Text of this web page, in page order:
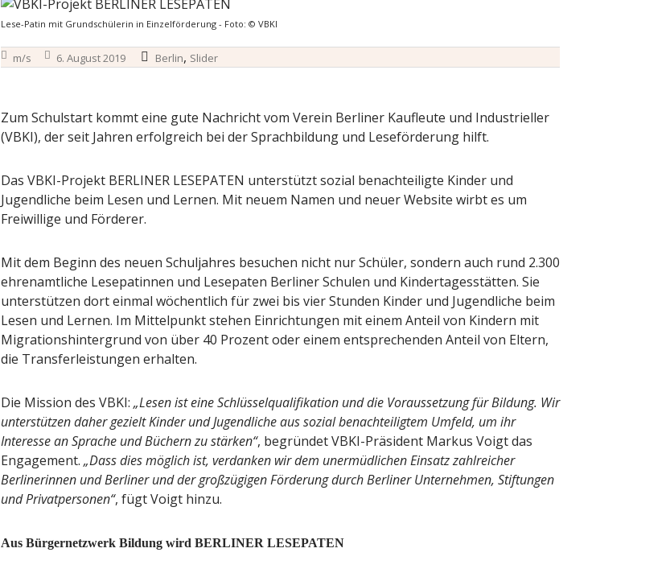
Lese-Patin mit Grundschülerin in Einzelförderung - Foto: © VBKI
m/s 6. August 2019 Berlin, Slider
Zum Schulstart kommt eine gute Nachricht vom Verein Berliner Kaufleute und Industrieller
(VBKI), der seit Jahren erfolgreich bei der Sprachbildung und Leseförderung hilft.
Das VBKI-Projekt BERLINER LESEPATEN unterstützt sozial benachteiligte Kinder und
Jugendliche beim Lesen und Lernen. Mit neuem Namen und neuer Website wirbt es um
Freiwillige und Förderer.
Mit dem Beginn des neuen Schuljahres besuchen nicht nur Schüler, sondern auch rund 2.300
ehrenamtliche Lesepatinnen und Lesepaten Berliner Schulen und Kindertagesstätten. Sie
unterstützen dort einmal wöchentlich für zwei bis vier Stunden Kinder und Jugendliche beim
Lesen und Lernen. Im Mittelpunkt stehen Einrichtungen mit einem Anteil von Kindern mit
Migrationshintergrund von über 40 Prozent oder einem entsprechenden Anteil von Eltern,
die Transferleistungen erhalten.
Die Mission des VBKI: „Lesen ist eine Schlüsselqualifikation und die Voraussetzung für Bildung. Wir
unterstützen daher gezielt Kinder und Jugendliche aus sozial benachteiligtem Umfeld, um ihr
Interesse an Sprache und Büchern zu stärken“, begründet VBKI-Präsident Markus Voigt das
Engagement. „Dass dies möglich ist, verdanken wir dem unermüdlichen Einsatz zahlreicher
Berlinerinnen und Berliner und der großzügigen Förderung durch Berliner Unternehmen, Stiftungen
und Privatpersonen“, fügt Voigt hinzu.
Aus Bürgernetzwerk Bildung wird BERLINER LESEPATEN